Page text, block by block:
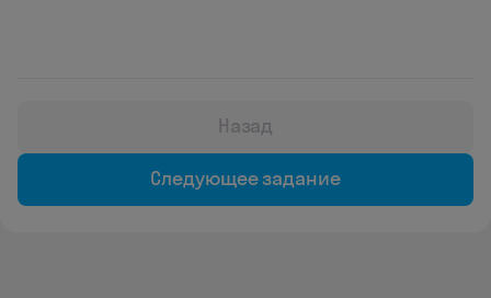
Назад
Следующее задание